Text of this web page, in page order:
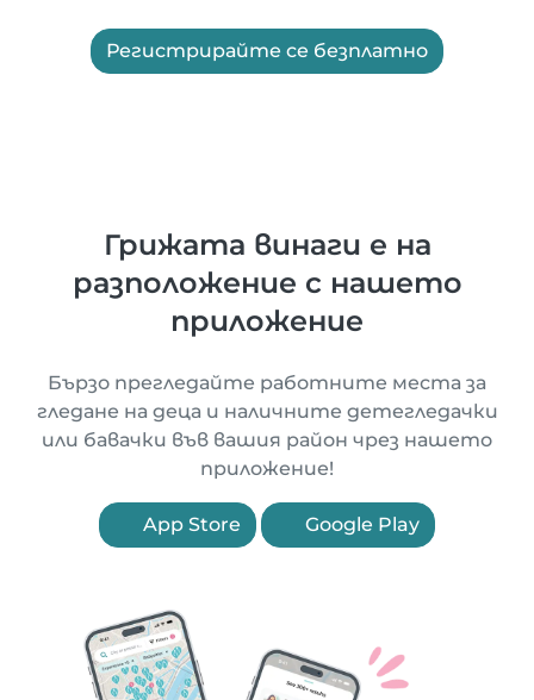
Регистрирайте се безплатно
Грижата винаги е на
разположение с нашето
приложение
Бързо прегледайте работните места за
гледане на деца и наличните детегледачки
или бавачки във вашия район чрез нашето
приложение!
App Store Google Play